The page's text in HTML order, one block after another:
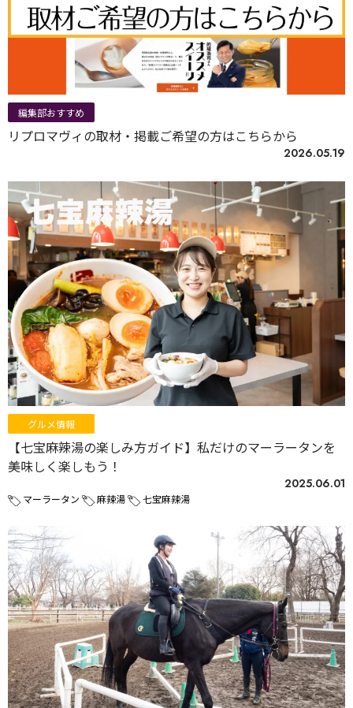
編集部おすすめ
リプロマヴィの取材・掲載ご希望の方はこちらから
2026.05.19
グルメ情報
【七宝麻辣湯の楽しみ方ガイド】私だけのマーラータンを
美味しく楽しもう！
2025.06.01
マーラータン 麻辣湯 七宝麻辣湯